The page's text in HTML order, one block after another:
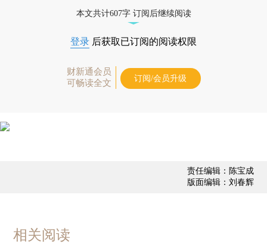
本文共计607字 订阅后继续阅读
登录 后获取已订阅的阅读权限
财新通会员
可畅读全文
订阅/会员升级
责任编辑：陈宝成
版面编辑：刘春辉
相关阅读